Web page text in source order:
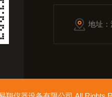
地址